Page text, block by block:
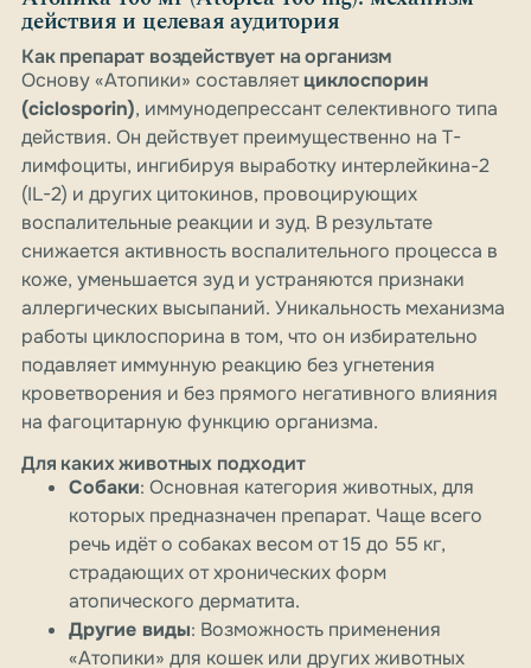
действия и целевая аудитория
Как препарат воздействует на организм
Основу «Атопики» составляетциклоспорин
(ciclosporin), иммунодепрессант селективного типа
действия. Он действует преимущественно на T-
лимфоциты, ингибируя выработку интерлейкина-2
(IL-2) и других цитокинов, провоцирующих
воспалительные реакции и зуд. В результате
снижается активность воспалительного процесса в
коже, уменьшается зуд и устраняются признаки
аллергических высыпаний. Уникальность механизма
работы циклоспорина в том, что он избирательно
подавляет иммунную реакцию без угнетения
кроветворения и без прямого негативного влияния
на фагоцитарную функцию организма.
Для каких животных подходит
Собаки: Основная категория животных, для
которых предназначен препарат. Чаще всего
речь идёт о собаках весом от 15 до 55 кг,
страдающих от хронических форм
атопического дерматита.
Другие виды: Возможность применения
«Атопики» для кошек или других животных